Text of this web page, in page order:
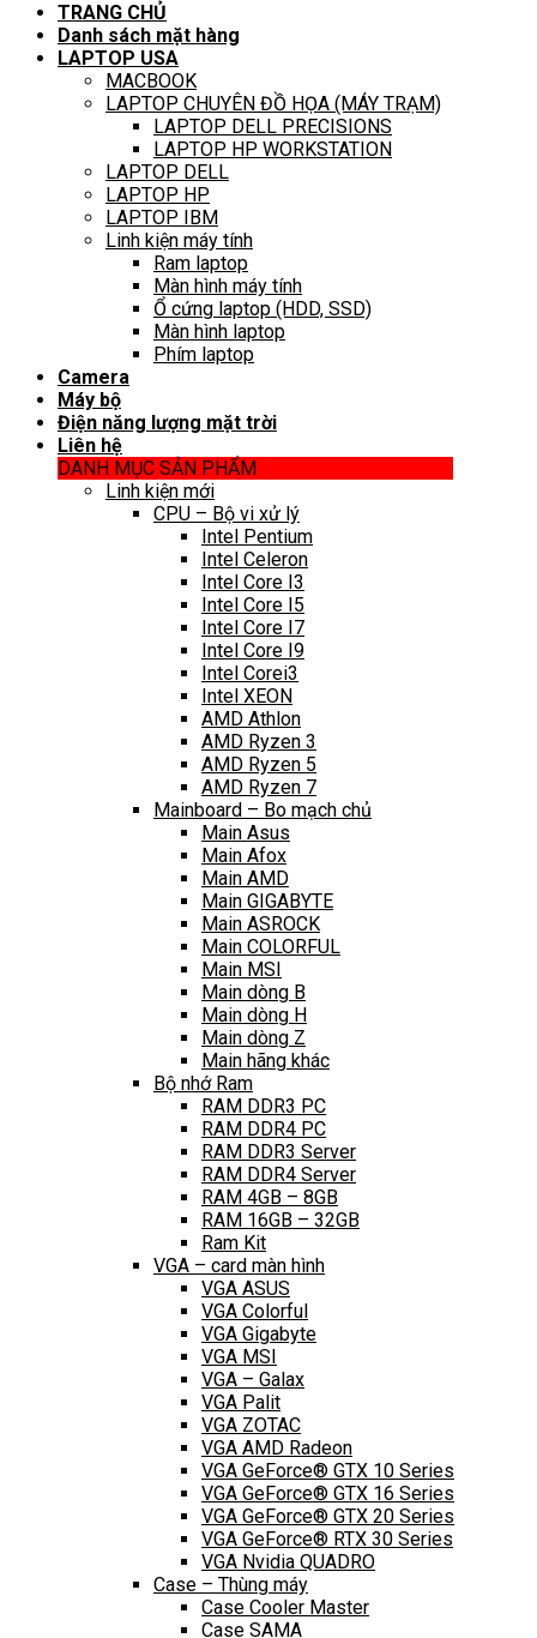
TRANG CHỦ
Danh sách mặt hàng
LAPTOP USA
MACBOOK
LAPTOP CHUYÊN ĐỒ HỌA (MÁY TRẠM)
LAPTOP DELL PRECISIONS
LAPTOP HP WORKSTATION
LAPTOP DELL
LAPTOP HP
LAPTOP IBM
Linh kiện máy tính
Ram laptop
Màn hình máy tính
Ổ cứng laptop (HDD, SSD)
Màn hình laptop
Phím laptop
Camera
Máy bộ
Điện năng lượng mặt trời
Liên hệ
DANH MỤC SẢN PHẨM
Linh kiện mới
CPU – Bộ vi xử lý
Intel Pentium
Intel Celeron
Intel Core I3
Intel Core I5
Intel Core I7
Intel Core I9
Intel Corei3
Intel XEON
AMD Athlon
AMD Ryzen 3
AMD Ryzen 5
AMD Ryzen 7
Mainboard – Bo mạch chủ
Main Asus
Main Afox
Main AMD
Main GIGABYTE
Main ASROCK
Main COLORFUL
Main MSI
Main dòng B
Main dòng H
Main dòng Z
Main hãng khác
Bộ nhớ Ram
RAM DDR3 PC
RAM DDR4 PC
RAM DDR3 Server
RAM DDR4 Server
RAM 4GB – 8GB
RAM 16GB – 32GB
Ram Kit
VGA – card màn hình
VGA ASUS
VGA Colorful
VGA Gigabyte
VGA MSI
VGA – Galax
VGA Palit
VGA ZOTAC
VGA AMD Radeon
VGA GeForce® GTX 10 Series
VGA GeForce® GTX 16 Series
VGA GeForce® GTX 20 Series
VGA GeForce® RTX 30 Series
VGA Nvidia QUADRO
Case – Thùng máy
Case Cooler Master
Case SAMA